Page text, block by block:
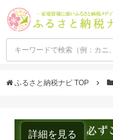
ふるさと納税ナビ TOP
詳細を見る